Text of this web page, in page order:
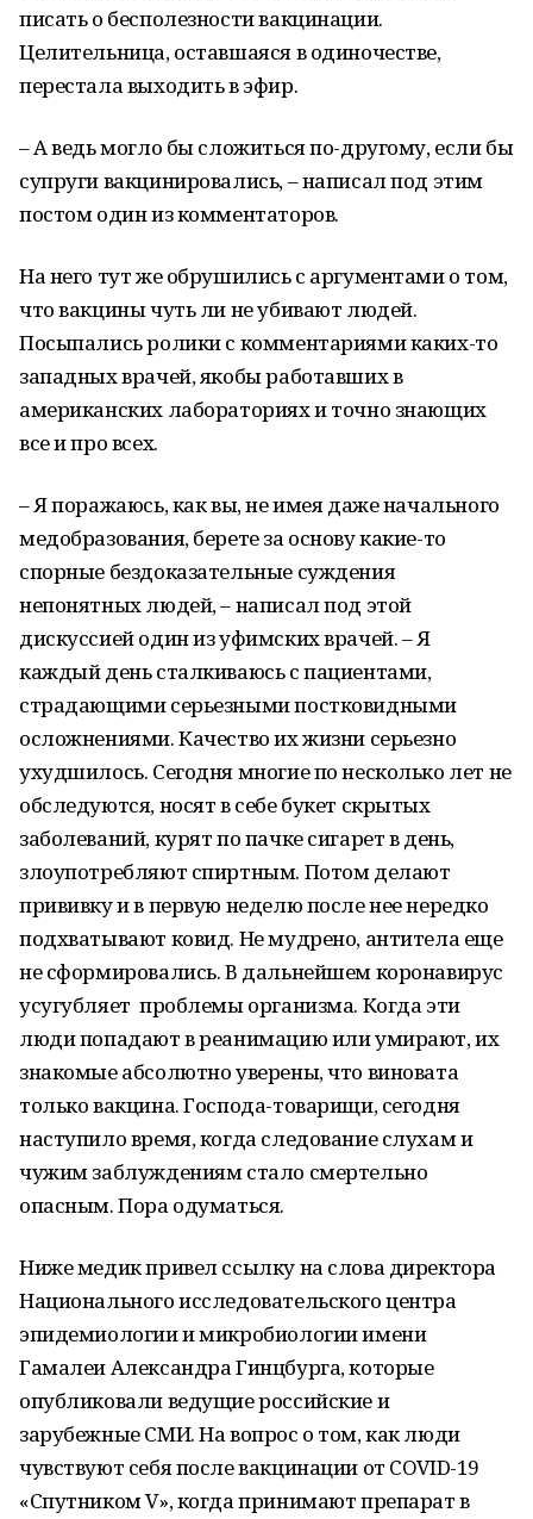
писать о бесполезности вакцинации.
Целительница, оставшаяся в одиночестве,
перестала выходить в эфир.
– А ведь могло бы сложиться по-другому, если бы
супруги вакцинировались, – написал под этим
постом один из комментаторов.
На него тут же обрушились с аргументами о том,
что вакцины чуть ли не убивают людей.
Посыпались ролики с комментариями каких-то
западных врачей, якобы работавших в
американских лабораториях и точно знающих
все и про всех.
– Я поражаюсь, как вы, не имея даже начального
медобразования, берете за основу какие-то
спорные бездоказательные суждения
непонятных людей, – написал под этой
дискуссией один из уфимских врачей. – Я
каждый день сталкиваюсь с пациентами,
страдающими серьезными постковидными
осложнениями. Качество их жизни серьезно
ухудшилось. Сегодня многие по несколько лет не
обследуются, носят в себе букет скрытых
заболеваний, курят по пачке сигарет в день,
злоупотребляют спиртным. Потом делают
прививку и в первую неделю после нее нередко
подхватывают ковид. Не мудрено, антитела еще
не сформировались. В дальнейшем коронавирус
усугубляет проблемы организма. Когда эти
люди попадают в реанимацию или умирают, их
знакомые абсолютно уверены, что виновата
только вакцина. Господа-товарищи, сегодня
наступило время, когда следование слухам и
чужим заблуждениям стало смертельно
опасным. Пора одуматься.
Ниже медик привел ссылку на слова директора
Национального исследовательского центра
эпидемиологии и микробиологии имени
Гамалеи Александра Гинцбурга, которые
опубликовали ведущие российские и
зарубежные СМИ. На вопрос о том, как люди
чувствуют себя после вакцинации от COVID-19
«Спутником V», когда принимают препарат в